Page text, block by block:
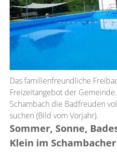
Das familienfreundliche
Freizeitangebot der
Schambach die Badfreuden
suchen (Bild vom Vorjahr).
Sommer, Sonne,
Klein im